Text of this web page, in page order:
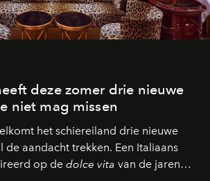
deze zomer drie nieuwe
niet mag missen
het schiereiland drie nieuwe
de aandacht trekken. Een Italiaans
op de dolce vita van de jaren